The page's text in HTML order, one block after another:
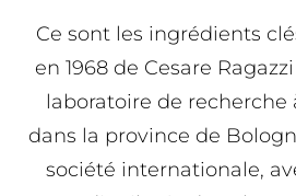
Ce sont les ingrédients
en 1968 de Cesare
laboratoire de recherche
dans la province de
société internationale,